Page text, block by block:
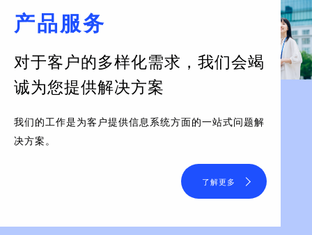
产品服务
对于客户的多样化需求， 我们会竭
诚为您提供解决方案
我们的工作是为客户提供信息系统方面的一站式问题解
决方案。
了解更多